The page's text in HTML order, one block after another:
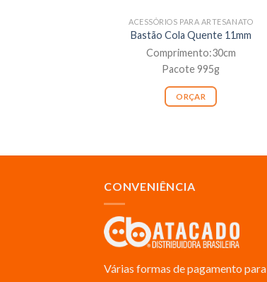
ACESSÓRIOS PARA ARTESANATO
Bastão Cola Quente 11mm
Comprimento:30cm
Pacote 995g
ORÇAR
CONVENIÊNCIA
Várias formas de pagamento para